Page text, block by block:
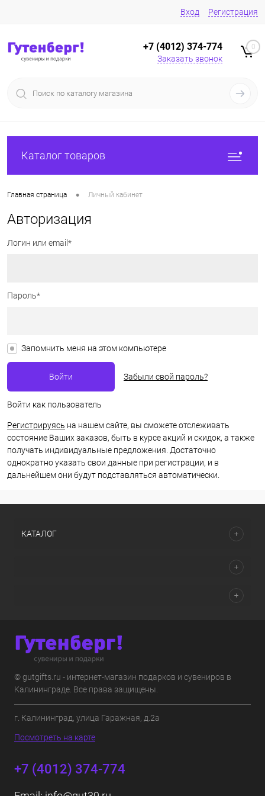
Вход Регистрация
+7 (4012) 374-774
Заказать звонок
0
Каталог товаров
Главная страница • Личный кабинет
Авторизация
Логин или email*
Пароль*
Запомнить меня на этом компьютере
Забыли свой пароль?
Войти как пользователь
Регистрируясь на нашем сайте, вы сможете отслеживать
состояние Ваших заказов, быть в курсе акций и скидок, а также
получать индивидуальные предложения. Достаточно
однократно указать свои данные при регистрации, и в
дальнейшем они будут подставляться автоматически.
КАТАЛОГ
© gutgifts.ru - интернет-магазин подарков и сувениров в
Калининграде. Все права защищены.
г. Калининград, улица Гаражная, д.2а
Посмотреть на карте
+7 (4012) 374-774